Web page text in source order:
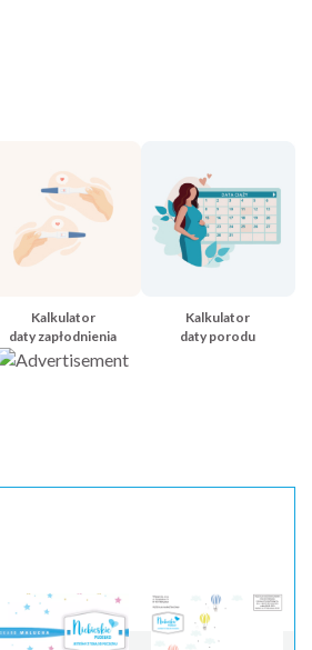
Kalkulator
daty zapłodnienia
Kalkulator
daty porodu